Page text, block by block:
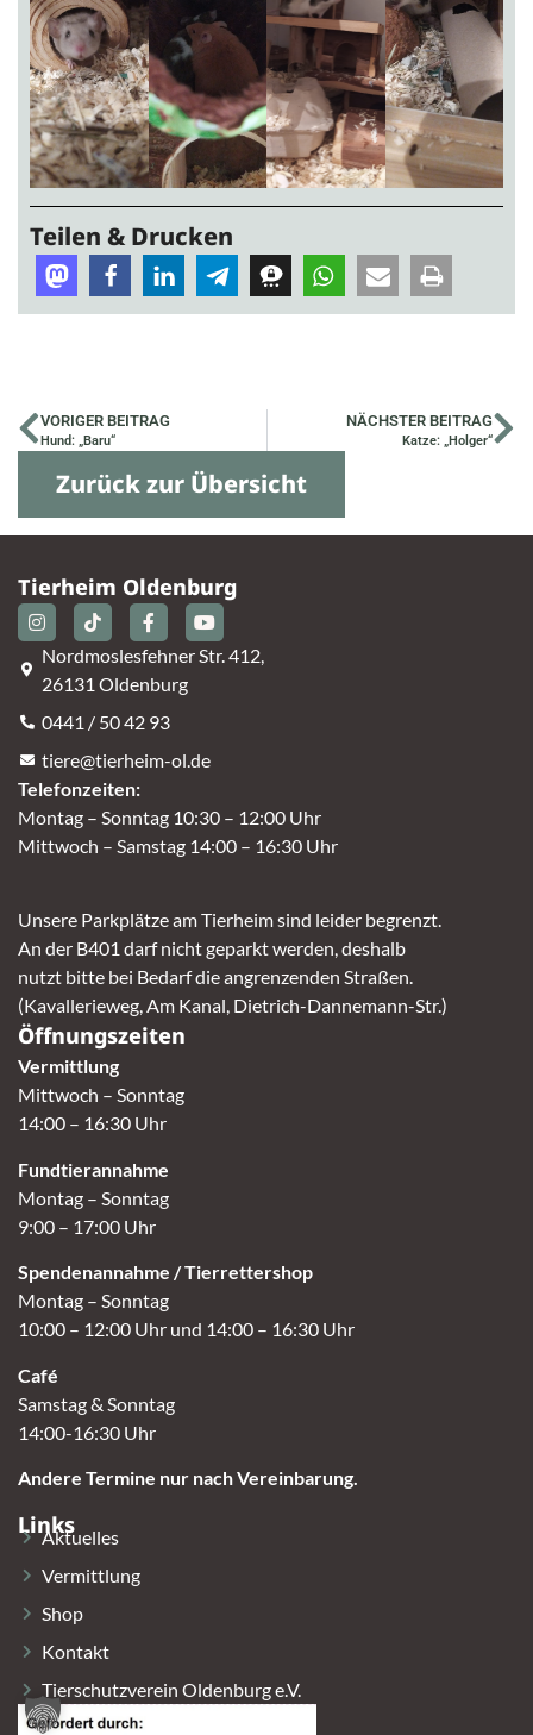
Teilen & Drucken
VORIGER BEITRAG
Hund: „Baru“
NÄCHSTER BEITRAG
Katze: „Holger“
Zurück zur Übersicht
Tierheim Oldenburg
Nordmoslesfehner Str. 412,
26131 Oldenburg
0441 / 50 42 93
tiere@tierheim-ol.de
Telefonzeiten:
Montag – Sonntag 10:30 – 12:00 Uhr
Mittwoch – Samstag 14:00 – 16:30 Uhr
Unsere Parkplätze am Tierheim sind leider begrenzt.
An der B401 darf nicht geparkt werden, deshalb
nutzt bitte bei Bedarf die angrenzenden Straßen.
(Kavallerieweg, Am Kanal, Dietrich-Dannemann-Str.)
Öffnungszeiten
Vermittlung
Mittwoch – Sonntag
14:00 – 16:30 Uhr
Fundtierannahme
Montag – Sonntag
9:00 – 17:00 Uhr
Spendenannahme / Tierrettershop
Montag – Sonntag
10:00 – 12:00 Uhr und 14:00 – 16:30 Uhr
Café
Samstag & Sonntag
14:00-16:30 Uhr
Andere Termine nur nach Vereinbarung.
Links
Aktuelles
Vermittlung
Shop
Kontakt
Tierschutzverein Oldenburg e.V.